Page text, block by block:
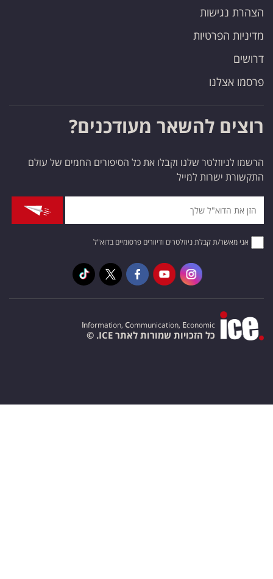
הצהרת נגישות
מדיניות הפרטיות
דרושים
פרסמו אצלנו
רוצים להשאר מעודכנים?
הרשמו לניוזלטר שלנו וקבלו את כל הסיפורים החמים של עולם
התקשורת ישרות למייל
אני מאשר/ת קבלת ניוזלטרים ודיוורים פרסומיים בדוא"ל
Information, Communication, Economic
כל הזכויות שמורות לאתר ICE. ©